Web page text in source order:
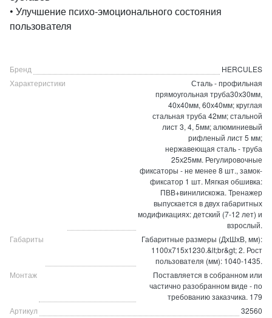
• Улучшение психо-эмоционального состояния
пользователя
Бренд
HERCULES
Характеристики
Сталь - профильная
прямоугольная труба30х30мм,
40х40мм, 60х40мм; круглая
стальная труба 42мм; стальной
лист 3, 4, 5мм; алюминиевый
рифленый лист 5 мм;
нержавеющая сталь - труба
25х25мм. Регулировочные
фиксаторы - не менее 8 шт., замок-
фиксатор 1 шт. Мягкая обшивка:
ПВВ+винилискожа. Тренажер
выпускается в двух габаритных
модификациях: детский (7-12 лет) и
взрослый.
Габариты
Габаритные размеры (ДхШхВ, мм):
1100х715х1230.&lt;br&gt; 2. Рост
пользователя (мм): 1040-1435.
Монтаж
Поставляется в собранном или
частично разобранном виде - по
требованию заказчика. 179
Артикул
32560